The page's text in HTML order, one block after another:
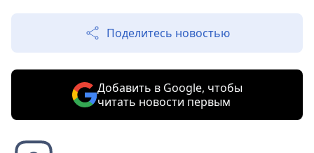
Поделитесь новостью
Добавить в Google, чтобы
читать новости первым